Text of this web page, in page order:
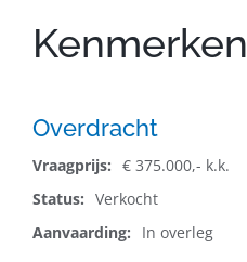
Kenmerken
Overdracht
Vraagprijs: € 375.000,- k.k.
Status: Verkocht
Aanvaarding:
In overleg